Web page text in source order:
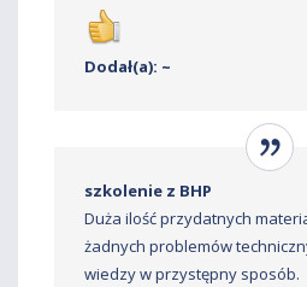
Dodał(a): ~
szkolenie z BHP
Duża ilość przydatnych
żadnych problemów
wiedzy w przystępny sposób.